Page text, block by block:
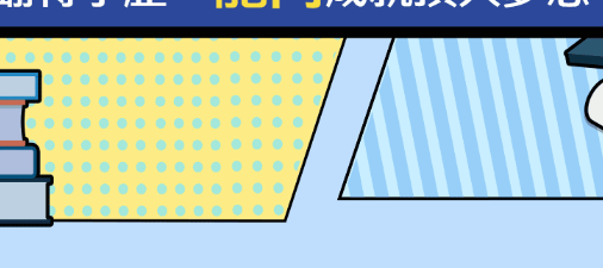
經濟系 榜眼 林Ｏ鵬
機械系 正取 郭Ｏ煌
理系